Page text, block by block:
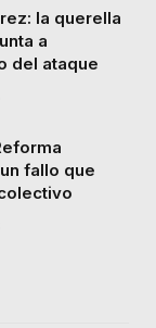
la querella
a
del ataque
fallo que